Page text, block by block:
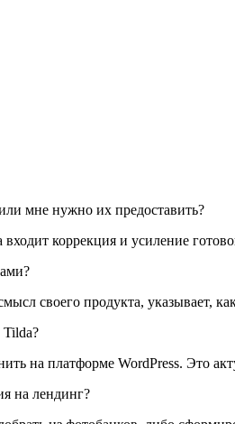
мне нужно их предоставить?
входит коррекция и усиление
своего продукта, указывает,
Tilda?
на платформе WordPress. Это
на лендинг?